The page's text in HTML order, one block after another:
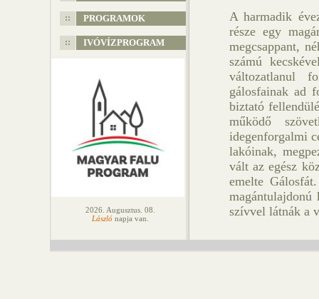
PROGRAMOK
IVÓVÍZPROGRAM
2026. Augusztus. 08.
László napja van.
A harmadik
része egy
megcsappant,
számú
változatlanul
gálosfainak ad
biztató
működő
idegenforgalmi
lakóinak,
vált az egész
emelte
szívvel látnák a